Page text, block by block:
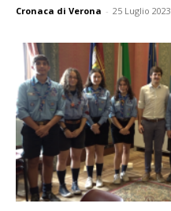
Cronaca di Verona - 25 Luglio 2023